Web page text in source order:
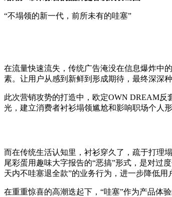
“不塌领的新一代，前所未有的哇塞”
在流量快速流失，传统广告淹没在信息爆炸中
素。让用户从感到新鲜到形成期待，最终深深
此次营销攻势的打造中，欧定OWN DREAM
光，建立消费者衬衫塌领尴尬和影响职场个人
而在传统生活认知里，衬衫穿久了，疏于打理
尾彩蛋用趣味大字报告的“恶搞”形式，是对过
天内不哇塞退全款”的业务行为，进一步降低
在重重惊喜的高潮迭起下，“哇塞”作为产品体